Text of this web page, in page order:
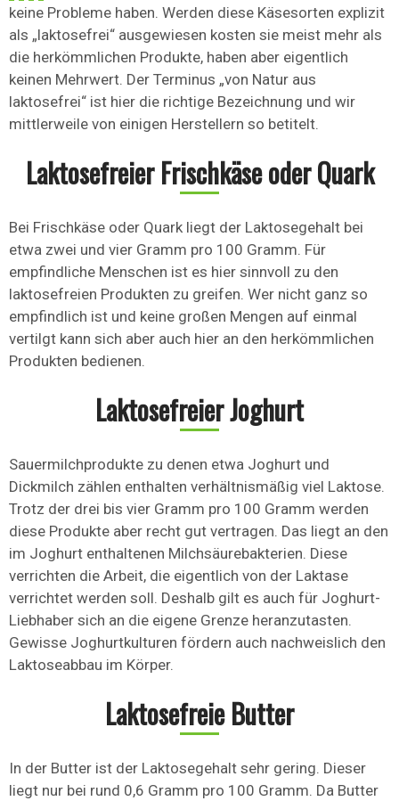
keine Probleme haben. Werden diese Käsesorten explizit
als „laktosefrei“ ausgewiesen kosten sie meist mehr als
die herkömmlichen Produkte, haben aber eigentlich
keinen Mehrwert. Der Terminus „von Natur aus
laktosefrei“ ist hier die richtige Bezeichnung und wir
mittlerweile von einigen Herstellern so betitelt.
Laktosefreier Frischkäse oder Quark
Bei Frischkäse oder Quark liegt der Laktosegehalt bei
etwa zwei und vier Gramm pro 100 Gramm. Für
empfindliche Menschen ist es hier sinnvoll zu den
laktosefreien Produkten zu greifen. Wer nicht ganz so
empfindlich ist und keine großen Mengen auf einmal
vertilgt kann sich aber auch hier an den herkömmlichen
Produkten bedienen.
Laktosefreier Joghurt
Sauermilchprodukte zu denen etwa Joghurt und
Dickmilch zählen enthalten verhältnismäßig viel Laktose.
Trotz der drei bis vier Gramm pro 100 Gramm werden
diese Produkte aber recht gut vertragen. Das liegt an den
im Joghurt enthaltenen Milchsäurebakterien. Diese
verrichten die Arbeit, die eigentlich von der Laktase
verrichtet werden soll. Deshalb gilt es auch für Joghurt-
Liebhaber sich an die eigene Grenze heranzutasten.
Gewisse Joghurtkulturen fördern auch nachweislich den
Laktoseabbau im Körper.
Laktosefreie Butter
In der Butter ist der Laktosegehalt sehr gering. Dieser
liegt nur bei rund 0,6 Gramm pro 100 Gramm. Da Butter